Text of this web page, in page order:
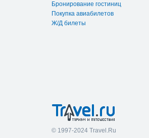
Бронирование гостиниц
Покупка авиабилетов
Ж/Д билеты
© 1997-2024 Travel.Ru